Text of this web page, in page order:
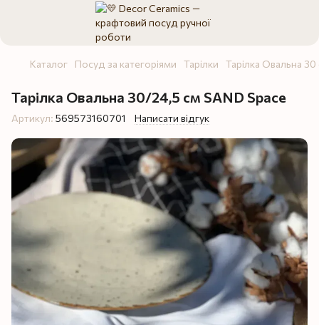
Каталог Посуд за категоріями Тарілки Тарілка Овальна
Тарілка Овальна 30/24,5 см SAND Space
Артикул: 569573160701 Написати відгук